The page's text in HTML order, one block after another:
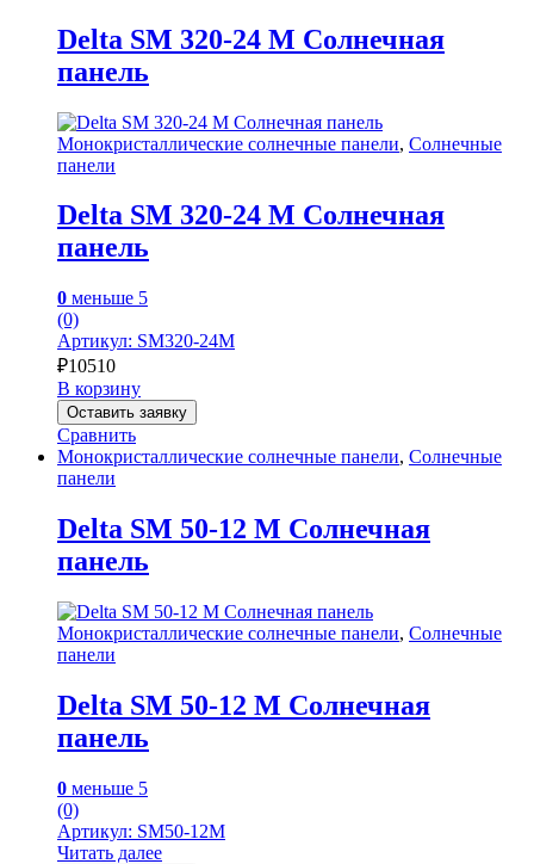
Delta SM 320-24 M Солнечная
панель
Монокристаллические солнечные панели, Солнечные
панели
Delta SM 320-24 M Солнечная
панель
0 меньше 5
(0)
Артикул: SM320-24M
₽10510
В корзину
Оставить заявку
Сравнить
Монокристаллические солнечные панели, Солнечные
панели
Delta SM 50-12 M Солнечная
панель
Монокристаллические солнечные панели, Солнечные
панели
Delta SM 50-12 M Солнечная
панель
0 меньше 5
(0)
Артикул: SM50-12M
Читать далее